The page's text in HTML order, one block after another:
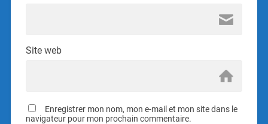
Site web
Enregistrer mon nom, mon e-mail et mon site dans le
navigateur pour mon prochain commentaire.